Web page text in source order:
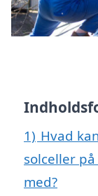
1) Hvad
solceller
med?